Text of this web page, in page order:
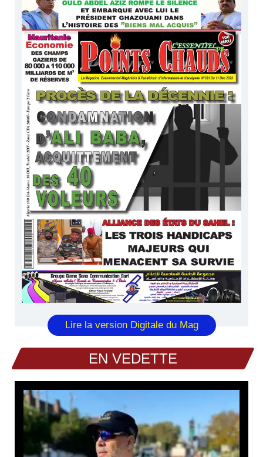
Lire la version Digitale du Mag
EN VEDETTE